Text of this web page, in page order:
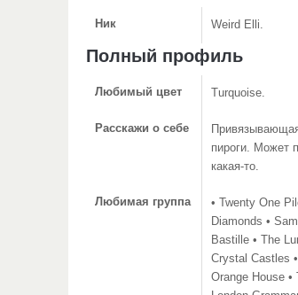
Ник Weird Elli.
Полный профиль
Любимый цвет Turquoise.
Расскажи о себе
пироги. Может
какая-то.
Любимая группа
• Twenty One
Diamonds •
Bastille • The
Crystal Castles
Orange House •